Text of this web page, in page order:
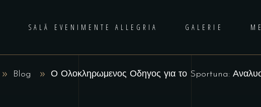
SALĂ EVENIMENTE ALLEGRIA GALERIE
Blog Ο Ολοκληρωμενος Οδηγος για το Sportuna: